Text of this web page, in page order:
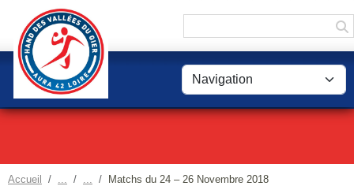
Accueil Matchs du 24 – 26 Novembre 2018
Panneau de gestion des cookies